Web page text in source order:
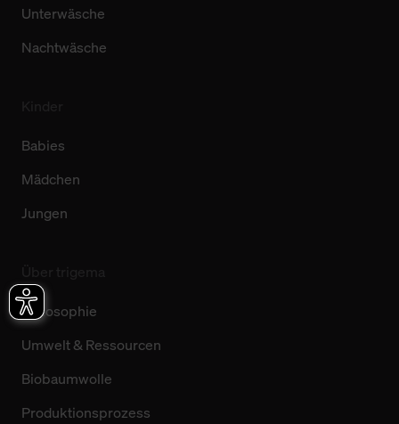
Unterwäsche
Nachtwäsche
Babies
Mädchen
Jungen
Philosophie
Umwelt & Ressourcen
Biobaumwolle
Produktionsprozess